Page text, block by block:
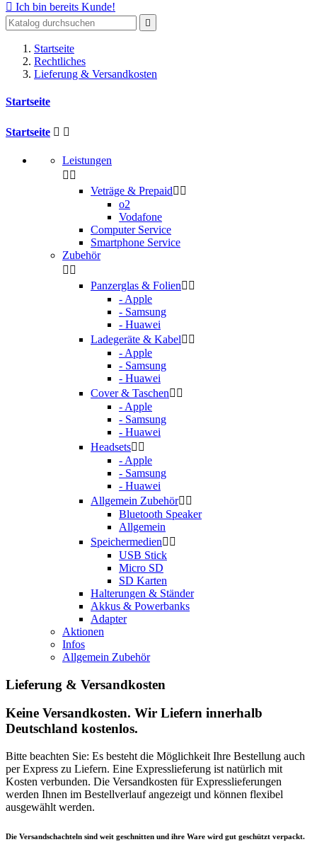
 Ich bin bereits Kunde!

Startseite
Rechtliches
Lieferung & Versandkosten
Startseite
Startseite  
Leistungen
 
Veträge & Prepaid 
o2
Vodafone
Computer Service
Smartphone Service
Zubehör
 
Panzerglas & Folien 
- Apple
- Samsung
- Huawei
Ladegeräte & Kabel 
- Apple
- Samsung
- Huawei
Cover & Taschen 
- Apple
- Samsung
- Huawei
Headsets 
- Apple
- Samsung
- Huawei
Allgemein Zubehör 
Bluetooth Speaker
Allgemein
Speichermedien 
USB Stick
Micro SD
SD Karten
Halterungen & Ständer
Akkus & Powerbanks
Adapter
Aktionen
Infos
Allgemein Zubehör
Lieferung & Versandkosten
Keine Versandkosten. Wir Liefern innerhalb
Deutschland kostenlos.
Bitte beachten Sie: Es besteht die Möglichkeit Ihre Bestellung auch
per Express zu Liefern. Eine Expresslieferung ist natürlich mit
Kosten verbunden. Die Versandkosten für Expresslieferungen
werden Ihnen im Bestellverlauf angezeigt und können flexibel
ausgewählt werden.
Die Versandschachteln sind weit geschnitten und ihre Ware wird gut geschützt verpackt.